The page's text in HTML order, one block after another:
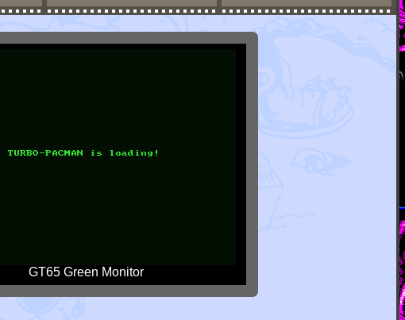
GT65 Green Monitor